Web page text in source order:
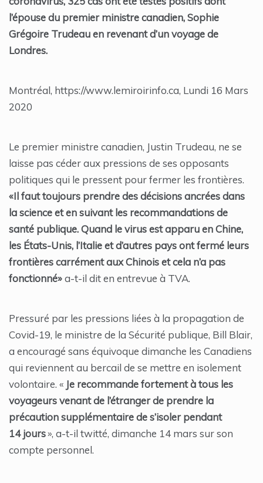
l’épouse du premier ministre canadien, Sophie
Grégoire Trudeau en revenant d’un voyage de
Londres.
Montréal, https://www.lemiroirinfo.ca, Lundi 16 Mars
2020
Le premier ministre canadien, Justin Trudeau, ne se
laisse pas céder aux pressions de ses opposants
politiques qui le pressent pour fermer les frontières.
«Il faut toujours prendre des décisions ancrées dans
la science et en suivant les recommandations de
santé publique. Quand le virus est apparu en Chine,
les États-Unis, l’Italie et d’autres pays ont fermé leurs
frontières carrément aux Chinois et cela n’a pas
fonctionné»a-t-il dit en entrevue à TVA.
Pressuré par les pressions liées à la propagation de
Covid-19, le ministre de la Sécurité publique, Bill Blair,
a encouragé sans équivoque dimanche les Canadiens
qui reviennent au bercail de se mettre en isolement
volontaire. « Je recommande fortement à tous les
voyageurs venant de l’étranger de prendre la
précaution supplémentaire de s’isoler pendant
14 jours», a-t-il twitté, dimanche 14 mars sur son
compte personnel.